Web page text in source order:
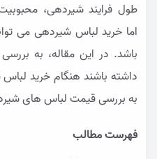
طول فرایند شیردهی،
اما خرید لباس شیردهی می
باشد. در این مقاله، به
داشته باشند هنگامخرید
به بررسی قیمت لباس های
فهرست مطالب